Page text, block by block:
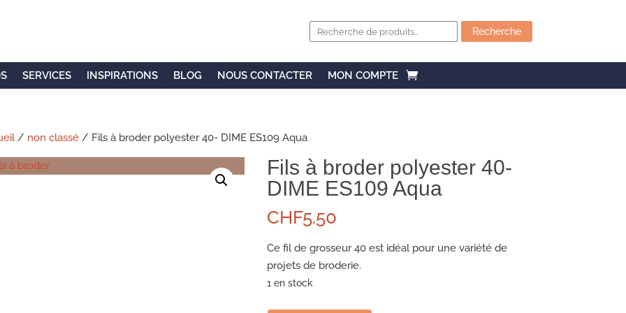
pour :
Recherche
SERVICES INSPIRATIONS BLOG NOUS CONTACTER MON COMPTE
/ non classé/ Fils à broder polyester 40- DIME ES109 Aqua
Fils à broder polyester 40-
DIME ES109 Aqua
CHF5.50
Ce fil de grosseur 40 est idéal pour une variété de
projets de broderie.
1 en stock